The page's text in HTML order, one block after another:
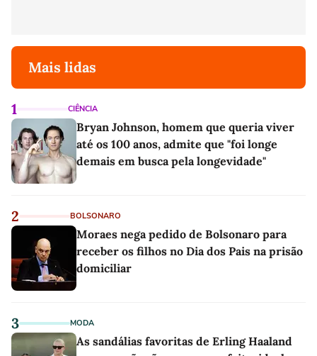
Mais lidas
1 CIÊNCIA
Bryan Johnson, homem que queria viver
até os 100 anos, admite que "foi longe
demais em busca pela longevidade"
2 BOLSONARO
Moraes nega pedido de Bolsonaro para
receber os filhos no Dia dos Pais na prisão
domiciliar
3 MODA
As sandálias favoritas de Erling Haaland